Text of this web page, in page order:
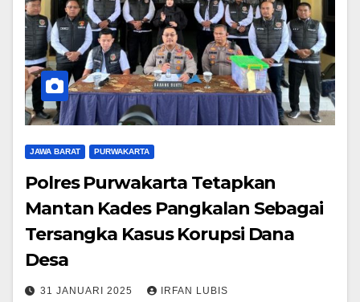
JAWA BARAT PURWAKARTA
Polres Purwakarta Tetapkan
Mantan Kades Pangkalan Sebagai
Tersangka Kasus Korupsi Dana
Desa
31 JANUARI 2025 IRFAN LUBIS